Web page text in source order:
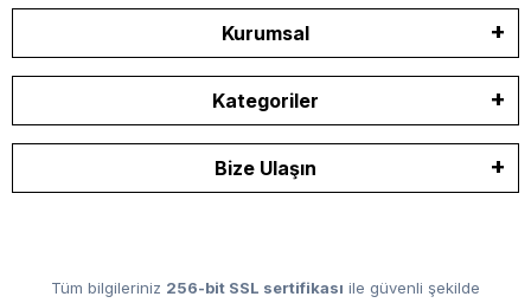
Kurumsal
Kategoriler
Bize Ulaşın
Tüm bilgileriniz 256-bit SSL sertifikası ile güvenli şekilde